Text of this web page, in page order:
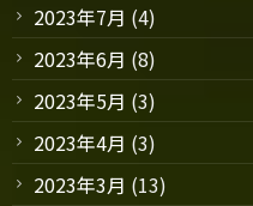
2023年7月 (4)
2023年6月 (8)
2023年5月 (3)
2023年4月 (3)
2023年3月 (13)